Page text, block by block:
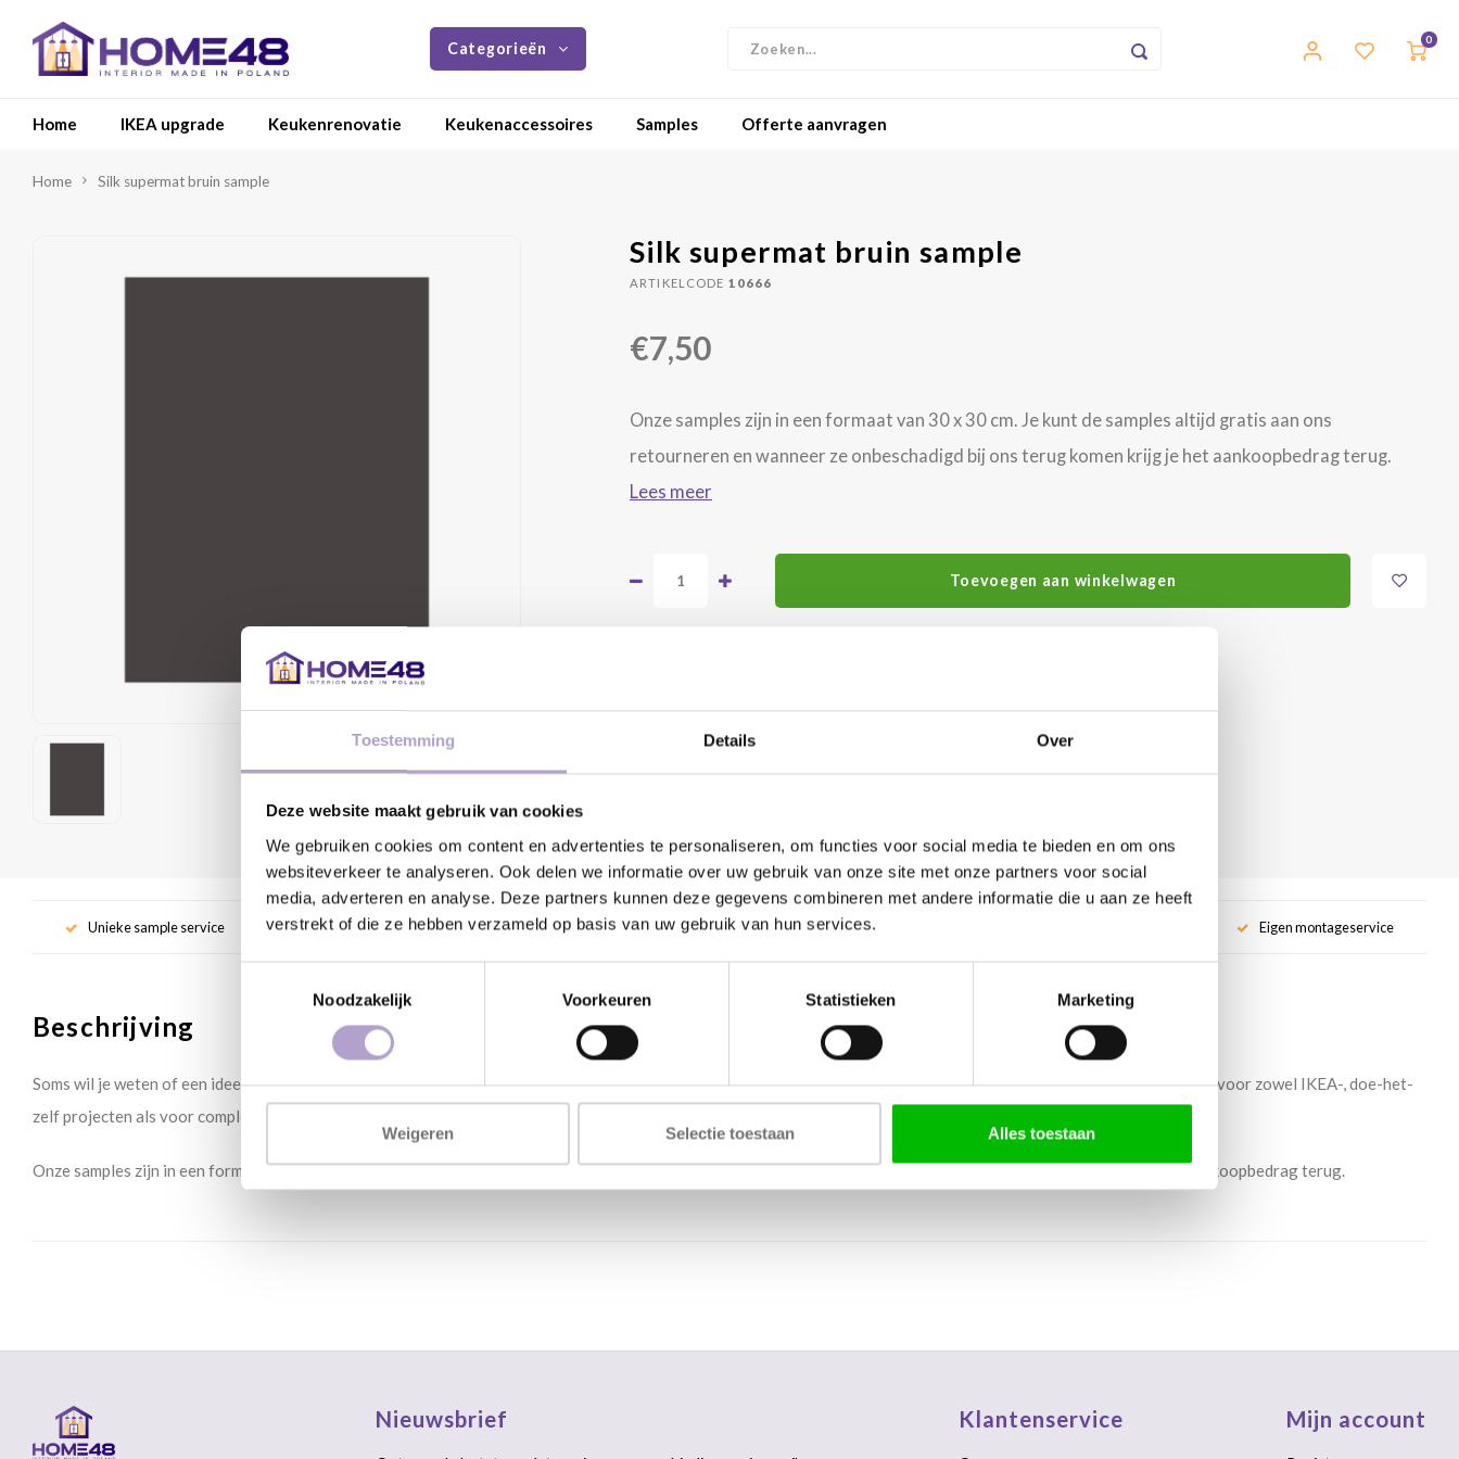
Toestemming Details Over
Deze website maakt gebruik van cookies
We gebruiken cookies om content en advertenties te personaliseren, om functies voor social media te bieden en om ons
websiteverkeer te analyseren. Ook delen we informatie over uw gebruik van onze site met onze partners voor social
media, adverteren en analyse. Deze partners kunnen deze gegevens combineren met andere informatie die u aan ze heeft
verstrekt of die ze hebben verzameld op basis van uw gebruik van hun services.
Noodzakelijk
Voorkeuren Statistieken Marketing
Weigeren Selectie toestaan Alles toestaan
Categorieën 0
Home IKEA upgrade Keukenrenovatie Keukenaccessoires Samples Offerte aanvragen
Home Silk supermat bruin sample
Silk supermat bruin sample
ARTIKELCODE 10666
€7,50
Onze samples zijn in een formaat van 30 x 30 cm. Je kunt de samples altijd gratis aan ons
retourneren en wanneer ze onbeschadigd bij ons terug komen krijg je het aankoopbedrag terug.
Lees meer
Toevoegen aan winkelwagen
Unieke sample service Gratis geleverd vanaf €500,- Eigen montageservice
Beschrijving
Soms wil je weten of een idee of kleuren ook écht werken in de praktijk. En dat snappen we als geen ander. Daarom hebben we de sample service in het leven geroepen: voor zowel IKEA-, doe-het-
zelf projecten als voor complete keukenrenovaties. Kies één of meerdere samples uit en we sturen ze zo snel mogelijk naar je op.
Onze samples zijn in een formaat van 30 x 30 cm. Je kunt de samples altijd gratis aan ons retourneren en wanneer ze onbeschadigd bij ons terug komen krijg je het aankoopbedrag terug.
Nieuwsbrief Klantenservice Mijn account